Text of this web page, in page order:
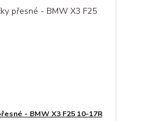
- BMW X3 F25 10-17R